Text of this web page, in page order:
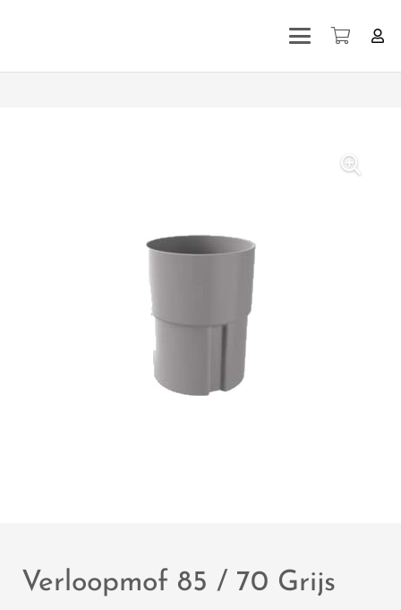
Verloopmof 85 / 70 Grijs